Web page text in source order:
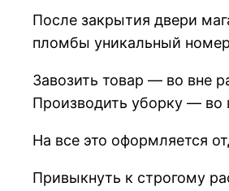
После закрытия двери
пломбы уникальный
Завозить товар — во вне
Производить уборку — во
На все это оформляется
Привыкнуть к строгому